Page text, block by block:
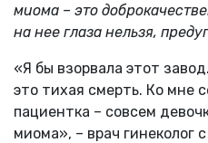
миома – это
на нее глаза нельзя,
«Я бы взорвала этот
это тихая смерть. Ко мне
пациентка – совсем
миома», – врач гинеколог